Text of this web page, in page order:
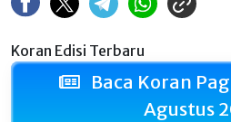
Koran Edisi Terbaru
Baca Koran
Agustus